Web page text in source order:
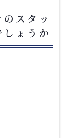
スタッ
ょうか